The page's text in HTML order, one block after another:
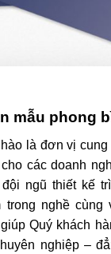
mẫu phong
hào là đơn vị
cho các doanh
ngũ thiết kế
trong nghề
Quý khách
nghiệp –